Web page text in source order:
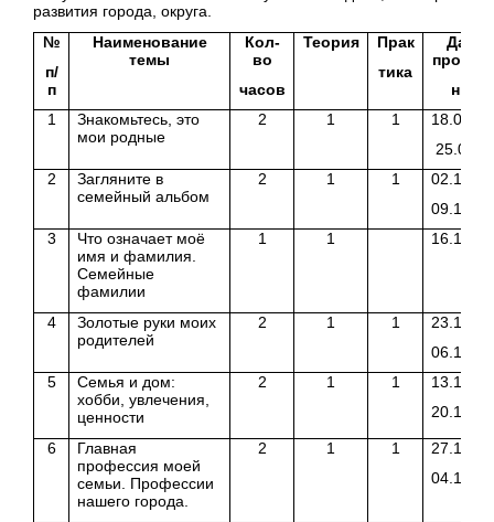
развития города, округа.
№
п/
п
Наименование
темы
Кол-
во
часов
Теория
Прак
тика
Дата
ния
1
Знакомьтесь, это
мои родные
2 1 1
2
Загляните в
семейный альбом
2 1 1
02.10.17
09.10.17
3
Что означает моё
имя и фамилия.
Семейные
фамилии
1 1 16.10.17
4
Золотые руки моих
родителей
2 1 1
23.10.17
06.11.17
5
Семья и дом:
хобби, увлечения,
ценности
2 1 1
13.11.17
20.11.17
6
Главная
профессия моей
семьи. Профессии
нашего города.
2 1 1
27.11.17
04.12.17